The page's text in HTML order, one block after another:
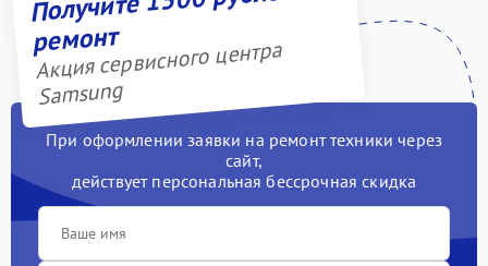
ремонт
Акция сервисного центра
Samsung
При оформлении заявки на ремонт техники через
сайт,
действует персональная бессрочная скидка